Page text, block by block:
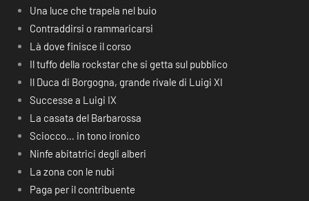
Una luce che trapela nel buio
Contraddirsi o rammaricarsi
Là dove finisce il corso
Il tuffo della rockstar che si getta sul pubblico
Il Duca di Borgogna, grande rivale di Luigi XI
Successe a Luigi IX
La casata del Barbarossa
Sciocco… in tono ironico
Ninfe abitatrici degli alberi
La zona con le nubi
Paga per il contribuente